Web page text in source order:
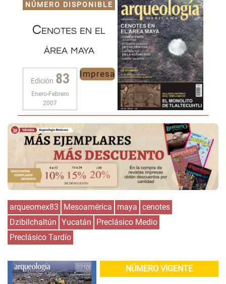
NÚMERO DISPONIBLE
Cenotes en el
área maya
Edición 83
Enero-Febrero
2007
Impresa
arqueomex83 Mesoamérica maya cenotes
Dzibilchaltún Yucatán
Preclásico Medio
Preclásico Tardío
NÚMERO VIGENTE